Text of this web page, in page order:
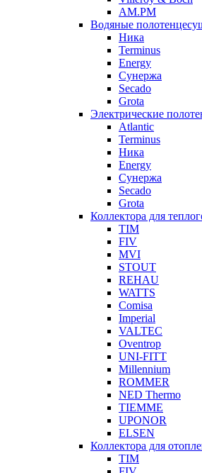
AM.PM
Водяные
Ника
Terminus
Energy
Сунержа
Secado
Grota
Электрические
Atlantic
Terminus
Ника
Energy
Сунержа
Secado
Grota
Коллектора для
TIM
FIV
MVI
STOUT
REHAU
WATTS
Comisa
Imperial
VALTEC
Oventrop
UNI-FITT
Millennium
ROMMER
NED Thermo
TIEMME
UPONOR
ELSEN
Коллектора для
TIM